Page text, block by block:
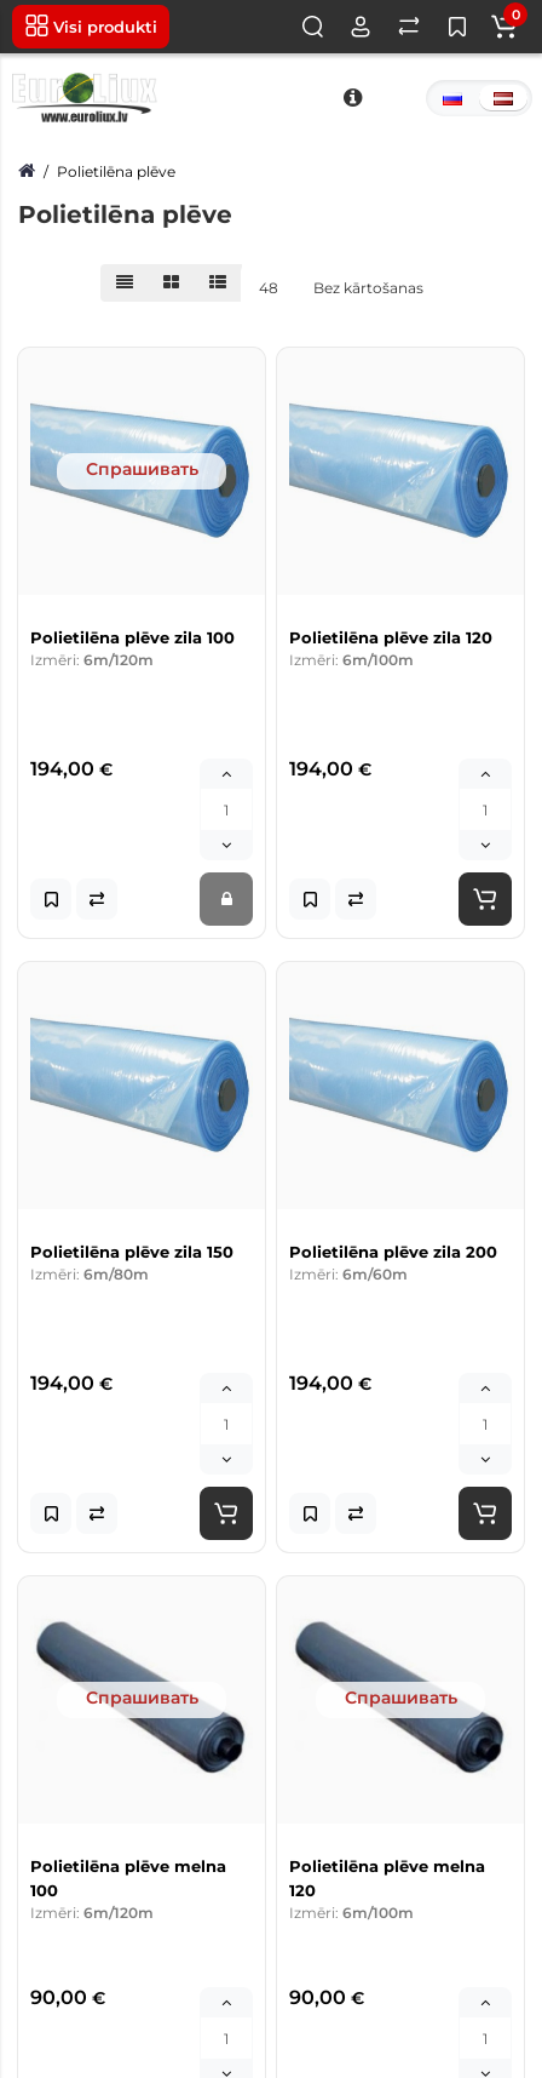
Visi produkti
0
Polietilēna plēve
Polietilēna plēve
48 Bez kārtošanas
Спрашивать
Polietilēna plēve zila 100
Izmēri: 6m/120m
194,00 €
Polietilēna plēve zila 120
Izmēri: 6m/100m
194,00 €
Polietilēna plēve zila 150
Izmēri: 6m/80m
194,00 €
Polietilēna plēve zila 200
Izmēri: 6m/60m
194,00 €
Спрашивать
Polietilēna plēve melna
100
Izmēri: 6m/120m
90,00 €
Спрашивать
Polietilēna plēve melna
120
Izmēri: 6m/100m
90,00 €